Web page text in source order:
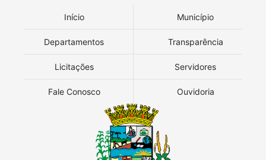
Início Município
Departamentos Transparência
Licitações Servidores
Fale Conosco Ouvidoria